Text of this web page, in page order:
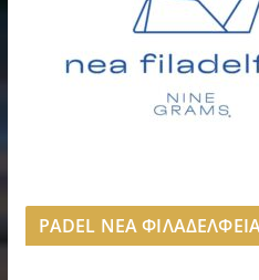
PADEL ΝΕΑ